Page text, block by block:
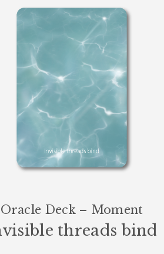
Oracle Deck – Moment
threads bind